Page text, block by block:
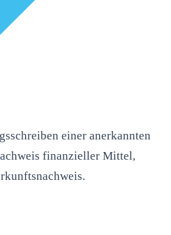
einer anerkannten
finanzieller Mittel,